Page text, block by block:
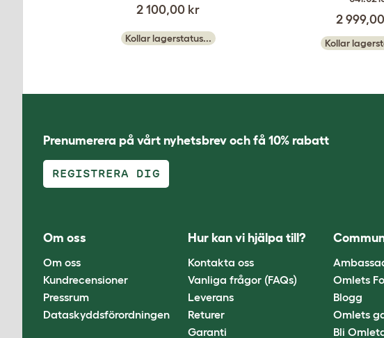
2 100,00 kr
Kollar lagerstatus...
2
Kollar
Prenumerera på vårt nyhetsbrev och få 10% rabatt
REGISTRERA DIG
Om oss
Om oss
Kundrecensioner
Pressrum
Dataskyddsförordningen
Hur kan vi hjälpa till?
Kontakta oss
Vanliga frågor (FAQs)
Leverans
Returer
Garanti
Omlets
Blogg
Omlets
Bli